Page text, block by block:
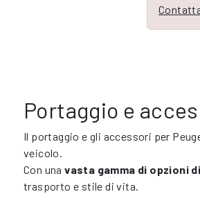
Portaggio e
Il portaggio e gli accessori per
veicolo.
Con unavasta gamma di opzioni
trasporto e stile di vita.